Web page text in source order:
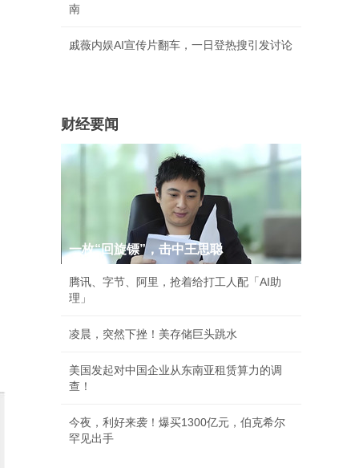
南
戚薇内娱AI宣传片翻车，一日登热搜引发讨论
财经要闻
一枚“回旋镖”，击中王思聪
腾讯、字节、阿里，抢着给打工人配「AI助
理」
凌晨，突然下挫！美存储巨头跳水
美国发起对中国企业从东南亚租赁算力的调
查！
今夜，利好来袭！爆买1300亿元，伯克希尔
罕见出手